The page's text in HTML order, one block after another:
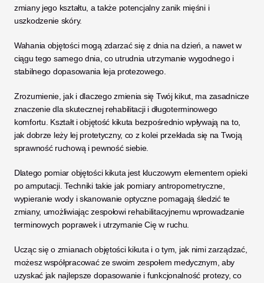
zmiany jego kształtu, a także potencjalny zanik mięśni i
uszkodzenie skóry.
Wahania objętości mogą zdarzać się z dnia na dzień, a nawet w
ciągu tego samego dnia, co utrudnia utrzymanie wygodnego i
stabilnego dopasowania leja protezowego.
Zrozumienie, jak i dlaczego zmienia się Twój kikut, ma zasadnicze
znaczenie dla skutecznej rehabilitacji i długoterminowego
komfortu. Kształt i objętość kikuta bezpośrednio wpływają na to,
jak dobrze leży lej protetyczny, co z kolei przekłada się na Twoją
sprawność ruchową i pewność siebie.
Dlatego pomiar objętości kikuta jest kluczowym elementem opieki
po amputacji. Techniki takie jak pomiary antropometryczne,
wypieranie wody i skanowanie optyczne pomagają śledzić te
zmiany, umożliwiając zespołowi rehabilitacyjnemu wprowadzanie
terminowych poprawek i utrzymanie Cię w ruchu.
Ucząc się o zmianach objętości kikuta i o tym, jak nimi zarządzać,
możesz współpracować ze swoim zespołem medycznym, aby
uzyskać jak najlepsze dopasowanie i funkcjonalność protezy, co